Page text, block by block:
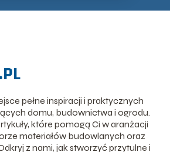
pełne inspiracji i praktycznych
domu, budownictwa i ogrodu.
które pomogą Ci w aranżacji
materiałów budowlanych oraz
z nami, jak stworzyć przytulne i